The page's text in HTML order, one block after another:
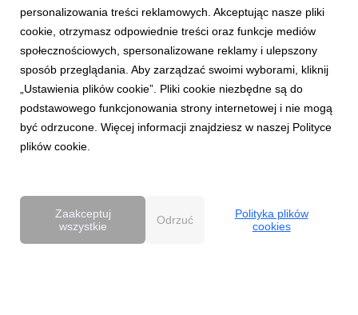
Hypermedia_linked_by_Isobar_z_obs_ug__CO
TY_na_21_rynkach_fin.docx
docx| 617 KB
personalizowania treści reklamowych. Akceptując nasze pliki
cookie, otrzymasz odpowiednie treści oraz funkcje mediów
społecznościowych, spersonalizowane reklamy i ulepszony
sposób przeglądania. Aby zarządzać swoimi wyborami, kliknij
„Ustawienia plików cookie”. Pliki cookie niezbędne są do
podstawowego funkcjonowania strony internetowej i nie mogą
być odrzucone. Więcej informacji znajdziesz w naszej Polityce
plików cookie.
Zaakceptuj
wszystkie
Odrzuć
Polityka plików
cookies